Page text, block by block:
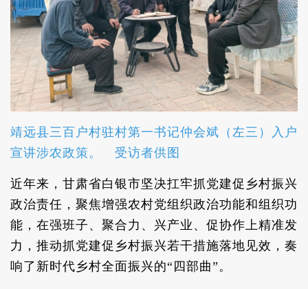
靖远县三百户村驻村第一书记仲会斌（左三）入户
宣讲涉农政策。 受访者供图
近年来，甘肃省白银市坚决扛牢抓党建促乡村振兴
政治责任，聚焦增强农村党组织政治功能和组织功
能，在强班子、聚合力、兴产业、促协作上精准发
力，推动抓党建促乡村振兴若干措施落地见效，奏
响了新时代乡村全面振兴的“四部曲”。